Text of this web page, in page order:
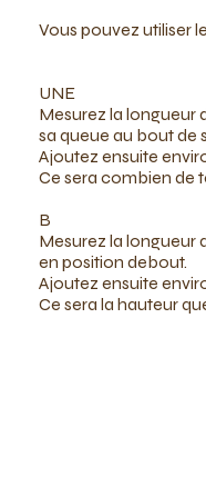
Vous pouvez utiliser
UNE
Mesurez la longueur
sa queue au bout de
Ajoutez ensuite
Ce sera combien de
B
Mesurez la longueur
en position debout.
Ajoutez ensuite
Ce sera la hauteur